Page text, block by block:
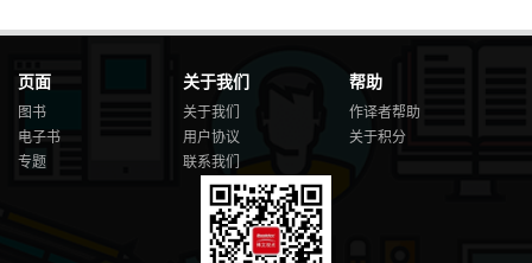
页面
图书
电子书
专题
关于我们
关于我们
用户协议
联系我们
帮助
作译者帮助
关于积分